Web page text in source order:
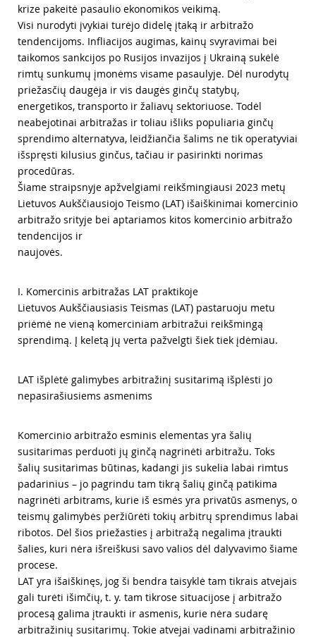
krize pakeitė pasaulio ekonomikos veikimą.
Visi nurodyti įvykiai turėjo didelę įtaką ir arbitražo
tendencijoms. Infliacijos augimas, kainų svyravimai bei
taikomos sankcijos po Rusijos invazijos į Ukrainą sukėlė
rimtų sunkumų įmonėms visame pasaulyje. Dėl nurodytų
priežasčių daugėja ir vis daugės ginčų statybų,
energetikos, transporto ir žaliavų sektoriuose. Todėl
neabejotinai arbitražas ir toliau išliks populiaria ginčų
sprendimo alternatyva, leidžiančia šalims ne tik operatyviai
išspręsti kilusius ginčus, tačiau ir pasirinkti norimas
procedūras.
Šiame straipsnyje apžvelgiami reikšmingiausi 2023 metų
Lietuvos Aukščiausiojo Teismo (LAT) išaiškinimai komercinio
arbitražo srityje bei aptariamos kitos komercinio arbitražo
tendencijos ir
naujovės.
I. Komercinis arbitražas LAT praktikoje
Lietuvos Aukščiausiasis Teismas (LAT) pastaruoju metu
priėmė ne vieną komerciniam arbitražui reikšmingą
sprendimą. Į keletą jų verta pažvelgti šiek tiek įdėmiau.
LAT išplėtė galimybes arbitražinį susitarimą išplėsti jo
nepasirašiusiems asmenims
Komercinio arbitražo esminis elementas yra šalių
susitarimas perduoti jų ginčą nagrinėti arbitražu. Toks
šalių susitarimas būtinas, kadangi jis sukelia labai rimtus
padarinius – jo pagrindu tam tikrą šalių ginčą patikima
nagrinėti arbitrams, kurie iš esmės yra privatūs asmenys, o
teismų galimybės peržiūrėti tokių arbitrų sprendimus labai
ribotos. Dėl šios priežasties į arbitražą negalima įtraukti
šalies, kuri nėra išreiškusi savo valios dėl dalyvavimo šiame
procese.
LAT yra išaiškinęs, jog ši bendra taisyklė tam tikrais atvejais
gali turėti išimčių, t. y. tam tikrose situacijose į arbitražo
procesą galima įtraukti ir asmenis, kurie nėra sudarę
arbitražinių susitarimų. Tokie atvejai vadinami arbitražinio